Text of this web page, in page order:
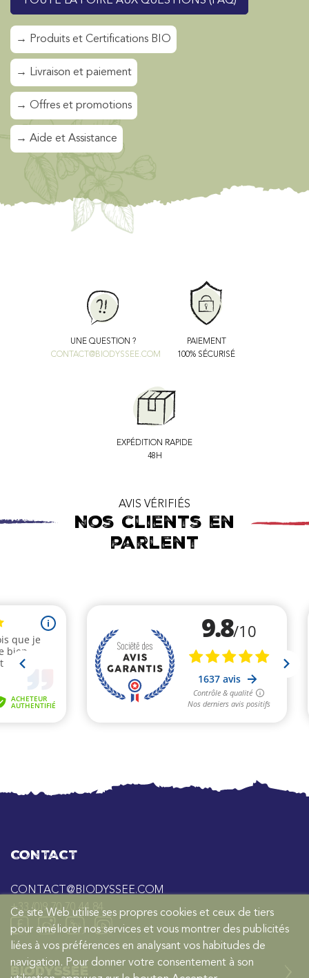
Ce site Web utilise ses propres cookies et ceux de tiers
pour améliorer nos services et vous montrer des publicités
liées à vos préférences en analysant vos habitudes de
navigation. Pour donner votre consentement à son
→ Produits et Certifications BIO
→ Livraison et paiement
→ Offres et promotions
→ Aide et Assistance
UNE QUESTION ?
CONTACT@BIODYSSEE.COM
PAIEMENT
100% SÉCURISÉ
EXPÉDITION RAPIDE
48H
AVIS VÉRIFIÉS
Nos clients en
parlent
CONTACT
CONTACT@BIODYSSEE.COM
+33 (0)9 70 70 44 84
BIODYSSEE